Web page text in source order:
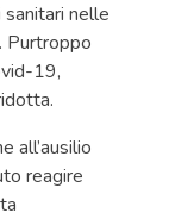
nelle
Purtroppo
19,
all’ausilio
reagire